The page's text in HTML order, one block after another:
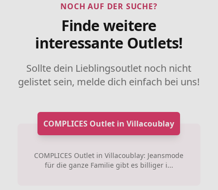
NOCH AUF DER SUCHE?
Finde weitere
interessante Outlets!
Sollte dein Lieblingsoutlet noch nicht
gelistet sein, melde dich einfach bei uns!
COMPLICES Outlet in Villacoublay
COMPLICES Outlet in Villacoublay: Jeansmode
für die ganze Familie gibt es billiger i...